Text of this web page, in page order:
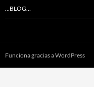
…BLOG…
Funciona gracias a WordPress